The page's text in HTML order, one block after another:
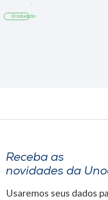
Graduação
Receba as
novidades da
Usaremos seus dados